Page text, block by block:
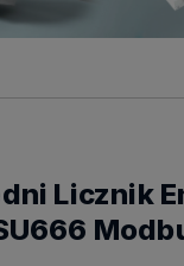
Licznik